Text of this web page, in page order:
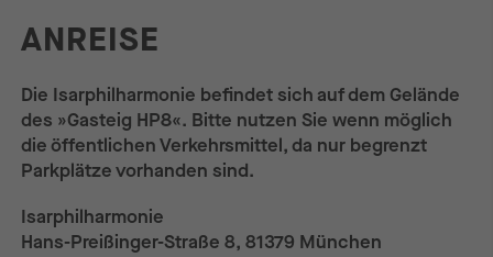
ANREISE
Die Isarphilharmonie befindet sich auf dem Gelände
des »Gasteig HP8«. Bitte nutzen Sie wenn möglich
die öffentlichen Verkehrsmittel, da nur begrenzt
Parkplätze vorhanden sind.
Isarphilharmonie
Hans-Preißinger-Straße 8, 81379 München